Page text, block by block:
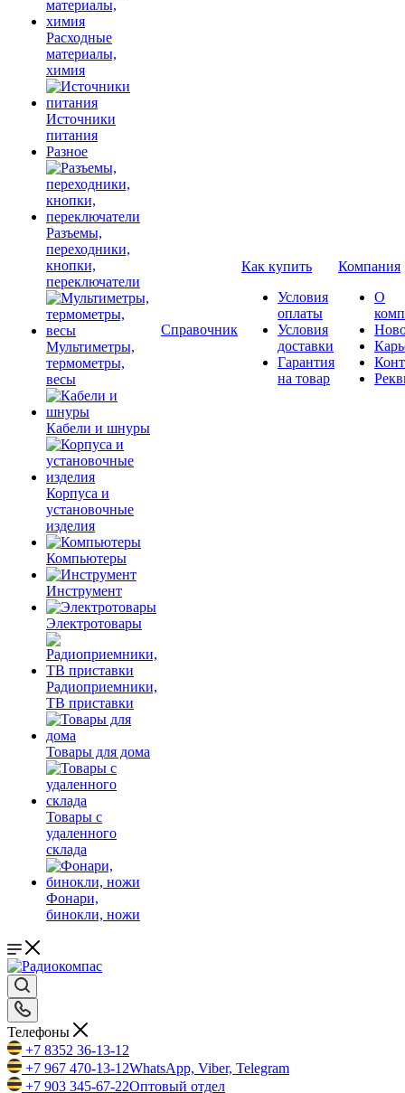
Расходные
материалы,
химия
Источники
питания
Разное
Разъемы,
переходники,
кнопки,
переключатели
Мультиметры,
термометры,
весы
Кабели и шнуры
Корпуса и
установочные
изделия
Компьютеры
Инструмент
Электротовары
Радиоприемники,
ТВ приставки
Товары для дома
Товары с
удаленного
склада
Фонари,
бинокли, ножи
Справочник
Как купить
Условия
оплаты
Условия
доставки
Гарантия
на товар
Компания
О
Телефоны
+7 8352 36-13-12
+7 967 470-13-12WhatsApp, Viber, Telegram
+7 903 345-67-22Оптовый отдел